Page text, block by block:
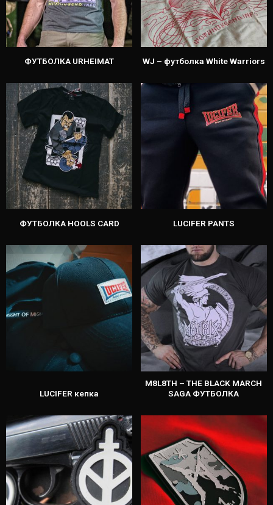
ФУТБОЛКА URHEIMAT WJ – футболка White Warriors
ФУТБОЛКА HOOLS CARD LUCIFER PANTS
LUCIFER кепка
M8L8TH – THE BLACK MARCH
SAGA ФУТБОЛКА